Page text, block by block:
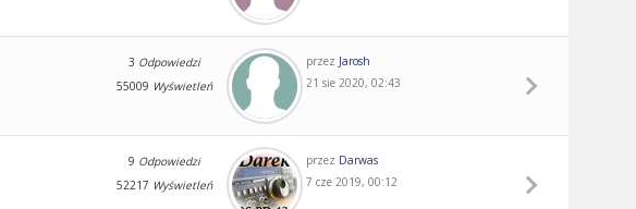
3 Odpowiedzi
55009 Wyświetleń
przez Jarosh
21 sie 2020, 02:43
9 Odpowiedzi
52217 Wyświetleń
przez Darwas
7 cze 2019, 00:12